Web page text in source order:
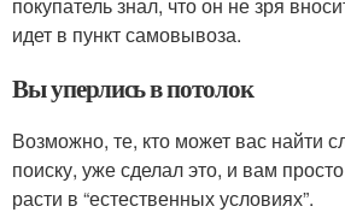
покупатель знал, что он не зря
идет в пункт самовывоза.
Вы уперлись в потолок
Возможно, те, кто может вас найти
поиску, уже сделал это, и вам
расти в “естественных условиях”.